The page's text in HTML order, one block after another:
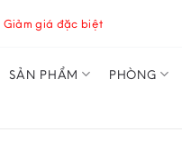
Giảm giá đặc biệt
SẢN PHẨM PHÒNG